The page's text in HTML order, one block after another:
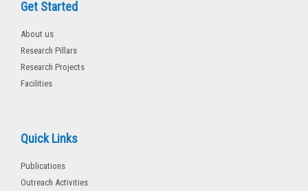
Get Started
About us
Research Pillars
Research Projects
Facilities
Quick Links
Publications
Outreach Activities